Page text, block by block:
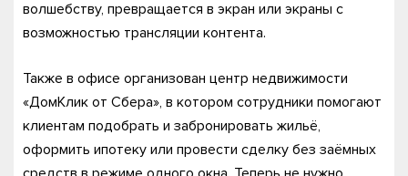
волшебству, превращается в экран или экраны с
возможностью трансляции контента.
Также в офисе организован центр недвижимости
«ДомКлик от Сбера», в котором сотрудники помогают
клиентам подобрать и забронировать жильё,
оформить ипотеку или провести сделку без заёмных